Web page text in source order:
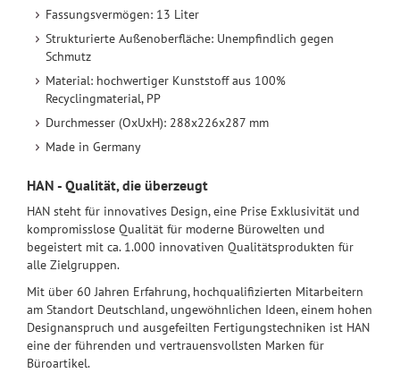
Fassungsvermögen: 13 Liter
Strukturierte Außenoberfläche: Unempfindlich gegen
Schmutz
Material: hochwertiger Kunststoff aus 100%
Recyclingmaterial, PP
Durchmesser (OxUxH): 288x226x287 mm
Made in Germany
HAN - Qualität, die überzeugt
HAN steht für innovatives Design, eine Prise Exklusivität und
kompromisslose Qualität für moderne Bürowelten und
begeistert mit ca. 1.000 innovativen Qualitätsprodukten für
alle Zielgruppen.
Mit über 60 Jahren Erfahrung, hochqualifizierten Mitarbeitern
am Standort Deutschland, ungewöhnlichen Ideen, einem hohen
Designanspruch und ausgefeilten Fertigungstechniken ist HAN
eine der führenden und vertrauensvollsten Marken für
Büroartikel.